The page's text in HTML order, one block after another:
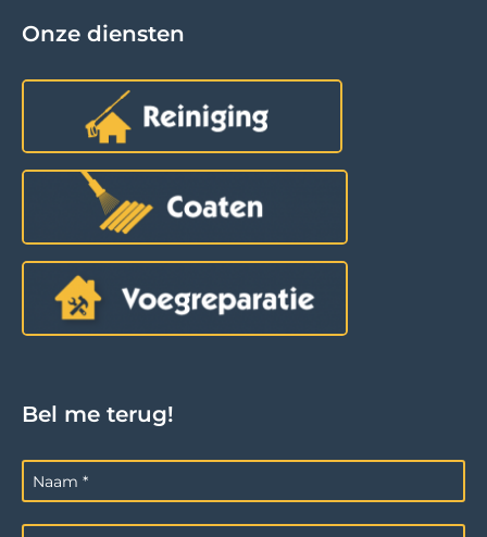
Onze diensten
Bel me terug!